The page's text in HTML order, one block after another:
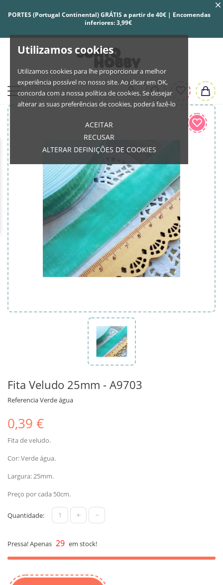
Utilizamos cookies
Utilizamos cookies para lhe proporcionar a melhor
experiência possível no nosso site. Ao clicar em OK,
concorda com a nossa política de cookies. Se desejar
alterar as suas preferências de cookies, poderá fazê-lo
ACEITAR
RECUSAR
ALTERAR DEFINIÇÕES DE COOKIES
PORTES (Portugal Continental) GRÁTIS a partir de 40€ | Encomendas
inferiores: 3,99€
Fita Veludo 25mm - A9703
ReferenciaVerde água
0,39 €
Fita de veludo.
Cor: Verde água.
Largura: 25mm.
Preço por cada 50cm.
Quantidade: + -
Pressa! Apenas 29 em stock!